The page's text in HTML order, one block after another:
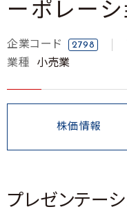
ーポレーシ
企業コード 2798
業種
小売業
株価情報
プレゼンテー